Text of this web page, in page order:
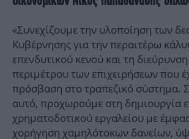
«Συνεχίζουμε την υλοποίηση των
Κυβέρνησης για την περαιτέρω
επενδυτικού κενού και τη
περιμέτρου των επιχειρήσεων που
πρόσβαση στο τραπεζικό σύστημα.
αυτό, προχωρούμε στη δημιουργία
χρηματοδοτικού εργαλείου με
χορήγηση χαμηλότοκων δανείων,